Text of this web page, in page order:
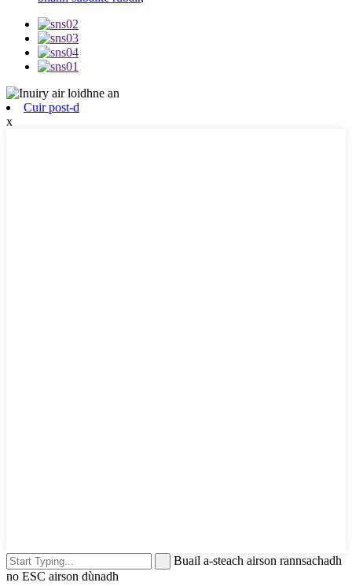
Cuir post-d
x
Buail a-steach airson rannsachadh
no ESC airson dùnadh